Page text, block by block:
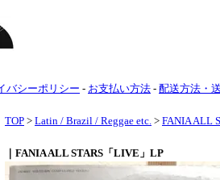
バシーポリシー - お支払い方法 - 配送方法・
TOP > Latin / Brazil / Reggae etc. > FANIA ALL
｜FANIA ALL STARS「LIVE」LP